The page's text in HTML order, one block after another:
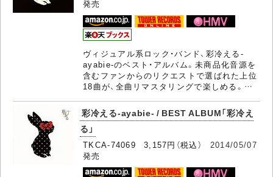
発売
ヴィジュアル系ロック・バンド、彩冷える-
ayabie-のベスト・アルバム。未商品化音源を
含むファンからのリクエストで選ばれた上位
18曲が、全曲リマスタリングで楽しめる。…
彩冷える-ayabie- / BEST ALBUM「彩冷え
る」
TKCA-74069 3,157円（税込） 2014/05/07
発売